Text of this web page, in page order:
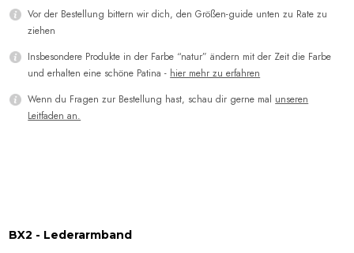
Vor der Bestellung bittern wir dich, den Größen-guide unten zu Rate zu
ziehen
Insbesondere Produkte in der Farbe “natur” ändern mit der Zeit die Farbe
und erhalten eine schöne Patina - hier mehr zu erfahren
Wenn du Fragen zur Bestellung hast, schau dir gerne mal unseren
Leitfaden an.
BX2 - Lederarmband